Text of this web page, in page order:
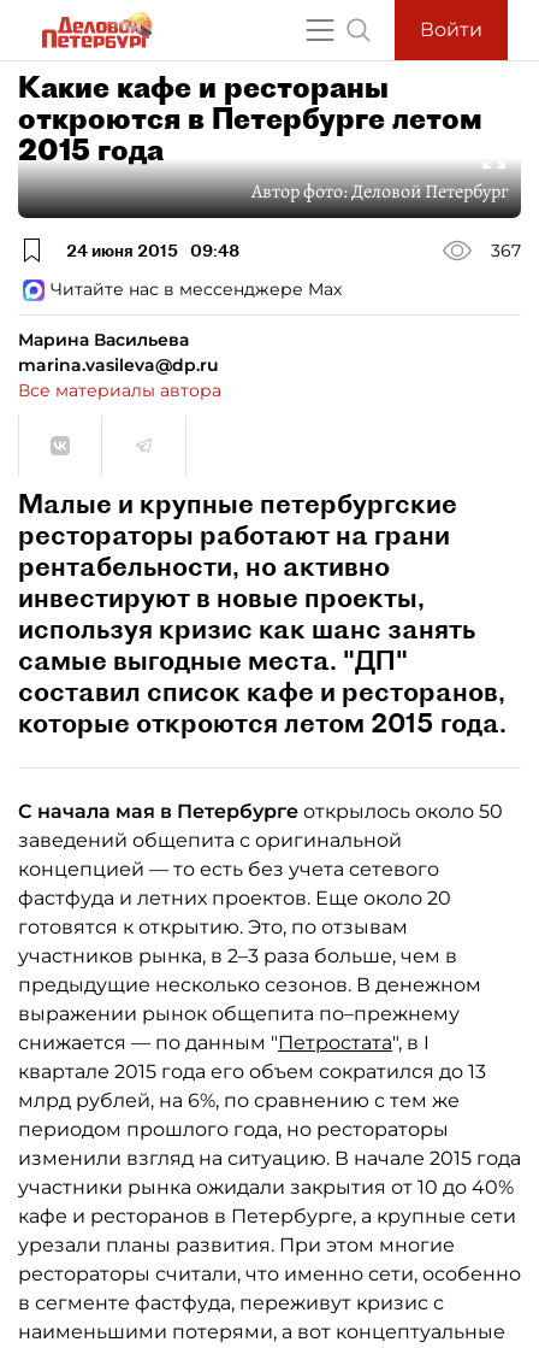
Войти
Какие кафе и рестораны
откроются в Петербурге летом
2015 года
Автор фото:Деловой Петербург
24 июня 2015 09:48
367
Читайте нас в мессенджере Max
Марина Васильева
marina.vasileva@dp.ru
Все материалы автора
Малые и крупные петербургские
рестораторы работают на грани
рентабельности, но активно
инвестируют в новые проекты,
используя кризис как шанс занять
самые выгодные места. "ДП"
составил список кафе и ресторанов,
которые откроются летом 2015 года.
С начала мая в Петербурге открылось около 50
заведений общепита с оригинальной
концепцией — то есть без учета сетевого
фастфуда и летних проектов. Еще около 20
готовятся к открытию. Это, по отзывам
участников рынка, в 2–3 раза больше, чем в
предыдущие несколько сезонов. В денежном
выражении рынок общепита по–прежнему
снижается — по данным "Петростата", в I
квартале 2015 года его объем сократился до 13
млрд рублей, на 6%, по сравнению с тем же
периодом прошлого года, но рестораторы
изменили взгляд на ситуацию. В начале 2015 года
участники рынка ожидали закрытия от 10 до 40%
кафе и ресторанов в Петербурге, а крупные сети
урезали планы развития. При этом многие
рестораторы считали, что именно сети, особенно
в сегменте фастфуда, переживут кризис с
наименьшими потерями, а вот концептуальные